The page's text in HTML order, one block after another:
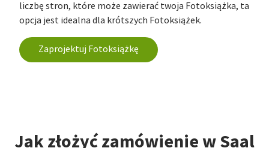
liczbę stron, które może zawierać twoja Fotoksiążka, ta
opcja jest idealna dla krótszych Fotoksiążek.
Zaprojektuj Fotoksiążkę
Jak złożyć zamówienie w Saal